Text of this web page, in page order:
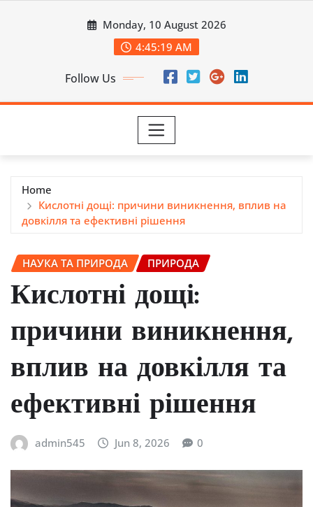
Monday, 10 August 2026
4:45:20 AM
Follow Us
Home
Кислотні дощі: причини виникнення, вплив на
довкілля та ефективні рішення
НАУКА ТА ПРИРОДА ПРИРОДА
Кислотні дощі:
причини виникнення,
вплив на довкілля та
ефективні рішення
admin545 Jun 8, 2026 0